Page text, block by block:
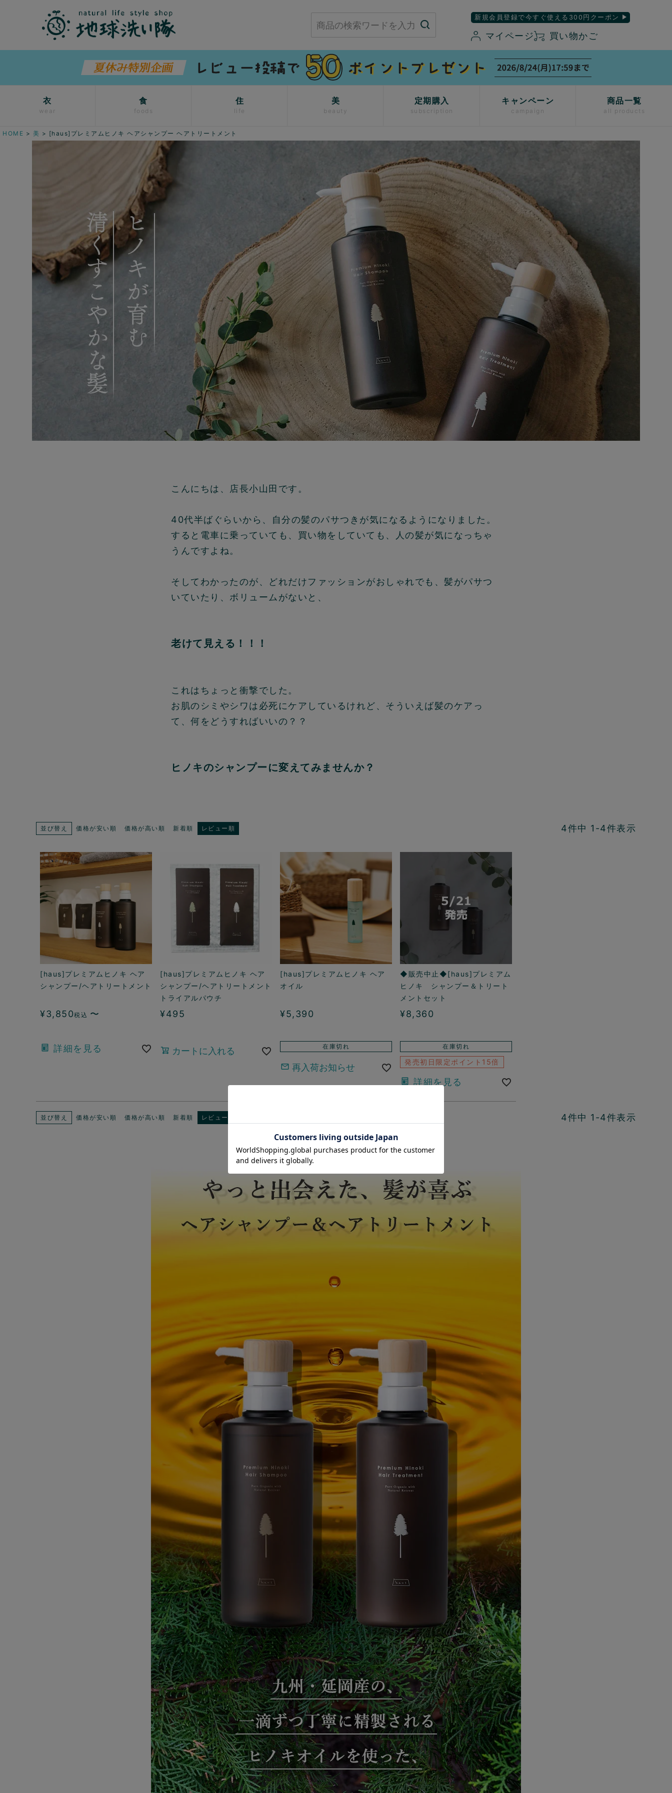
新規会員登録で今すぐ使える300円クーポン
マイページ 買い物かご
衣
wear
食
foods
住
life
美
beauty
定期購入
subscription
キャンペーン
campaign
商品一覧
all products
HOME 美 [haus]プレミアムヒノキ ヘアシャンプー ヘアトリートメント
こんにちは、店長小山田です。
40代半ばぐらいから、自分の髪のパサつきが気になるようになりました。
すると電車に乗っていても、買い物をしていても、人の髪が気になっちゃ
うんですよね。
そしてわかったのが、どれだけファッションがおしゃれでも、髪がパサつ
いていたり、ボリュームがないと、
老けて見える！！！
これはちょっと衝撃でした。
お肌のシミやシワは必死にケアしているけれど、そういえば髪のケアっ
て、何をどうすればいいの？？
ヒノキのシャンプーに変えてみませんか？
並び替え 価格が安い順 価格が高い順 新着順 レビュー順 4件中 1 -4件表示
[haus]プレミアムヒノキ ヘア
シャンプー/ヘアトリートメント
¥3,850税込 〜
詳細を見る
[haus]プレミアムヒノキ ヘア
シャンプー/ヘアトリートメント
トライアルパウチ
¥495
カートに入れる
[haus]プレミアムヒノキ ヘア
オイル
¥5,390
在庫切れ
再入荷お知らせ
◆販売中止◆[haus]プレミアム
ヒノキ シャンプー＆トリート
メントセット
¥8,360
在庫切れ
発売初日限定ポイント15倍
詳細を見る
並び替え 価格が安い順 価格が高い順 新着順 レビュー順 4件中 1 -4件表示